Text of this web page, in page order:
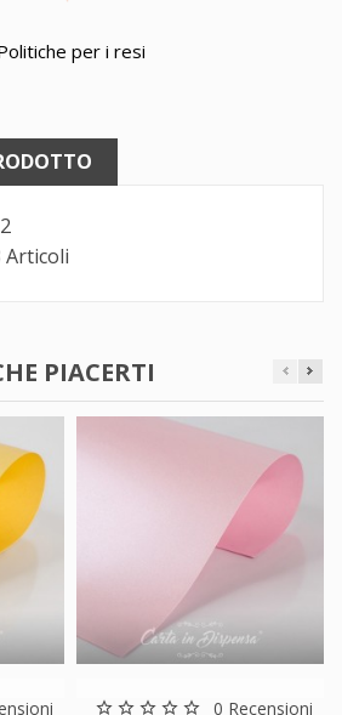
per i resi
Articoli
PIACERTI
star_border star_border star_border star_border star_border 0 Recensioni